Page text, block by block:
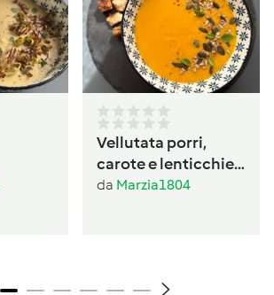
Vellutata porri,
carote e lenticchie
al profumo di
da Marzia1804